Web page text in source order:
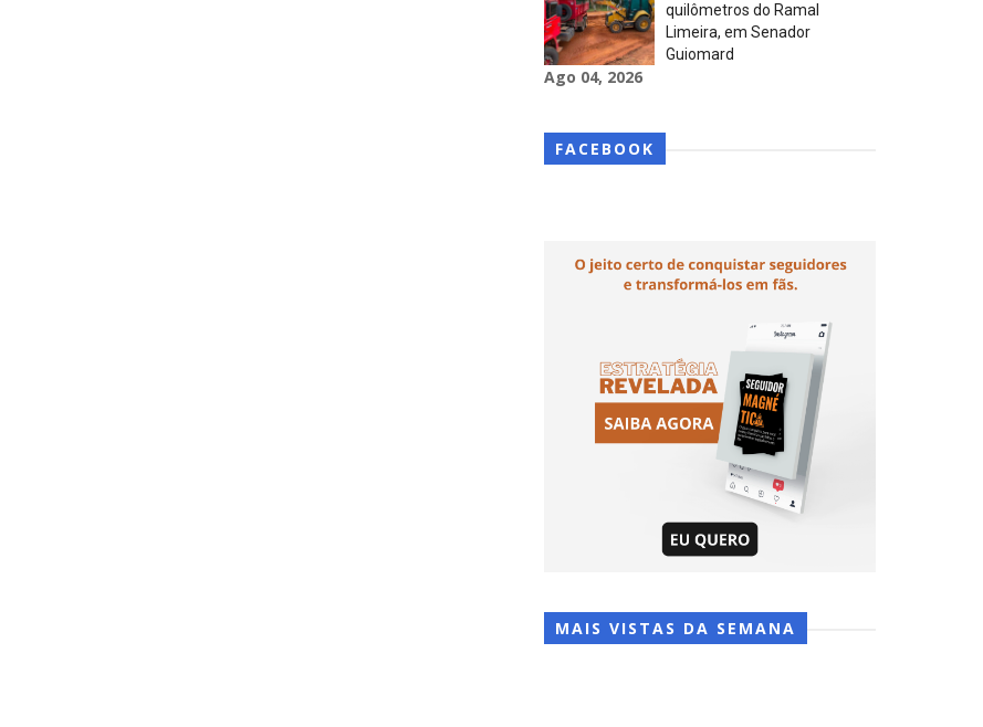
quilômetros do Ramal
Limeira, em Senador
Guiomard
Ago 04, 2026
FACEBOOK
MAIS VISTAS DA SEMANA